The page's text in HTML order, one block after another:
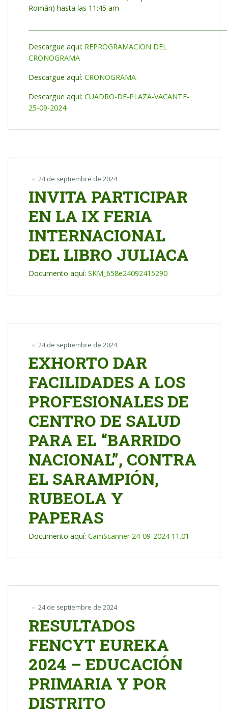
Román) hasta las 11:45 am
Descargue aqui: REPROGRAMACION DEL
CRONOGRAMA
Descargue aquí: CRONOGRAMA
Descargue aquí: CUADRO-DE-PLAZA-VACANTE-
25-09-2024
24 de septiembre de 2024
INVITA PARTICIPAR
EN LA IX FERIA
INTERNACIONAL
DEL LIBRO JULIACA
Documento aquí: SKM_658e24092415290
24 de septiembre de 2024
EXHORTO DAR
FACILIDADES A LOS
PROFESIONALES DE
CENTRO DE SALUD
PARA EL “BARRIDO
NACIONAL”, CONTRA
EL SARAMPIÓN,
RUBEOLA Y
PAPERAS
Documento aquí: CamScanner 24-09-2024 11.01
24 de septiembre de 2024
RESULTADOS
FENCYT EUREKA
2024 – EDUCACIÓN
PRIMARIA Y POR
DISTRITO